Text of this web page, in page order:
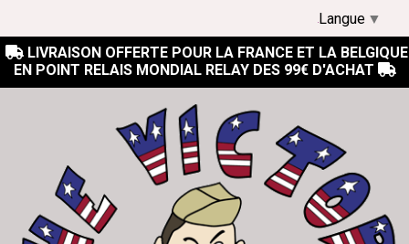
 LIVRAISON OFFERTE POUR LA FRANCE ET LA BELGIQUE
EN POINT RELAIS MONDIAL RELAY DES 99€ D'ACHAT 
Langue ▼